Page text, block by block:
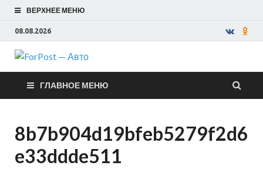
ВЕРХНЕЕ МЕНЮ
08.08.2026
ForPost —
Авто
ГЛАВНОЕ МЕНЮ
8b7b904d19bfeb5279f2d6
e33ddde511